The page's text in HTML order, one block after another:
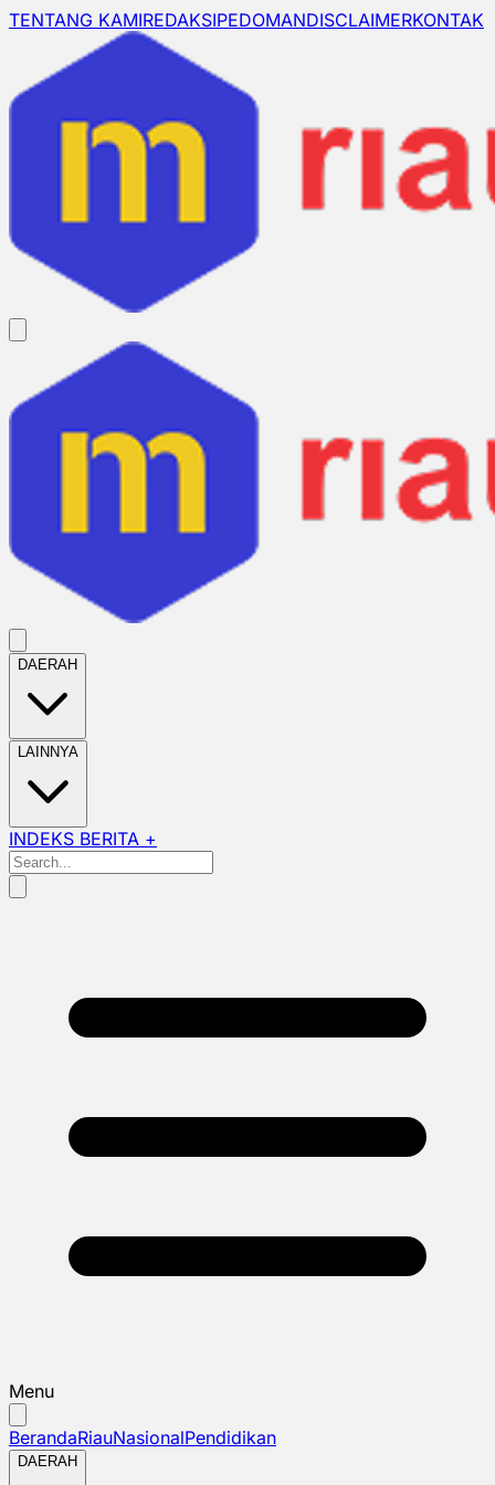
TENTANG KAMIREDAKSIPEDOMANDISCLAIMERKONTAK
DAERAH
LAINNYA
INDEKS BERITA +
Menu
BerandaRiauNasionalPendidikan
DAERAH